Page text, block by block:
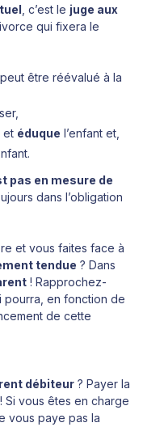
, c’est le juge aux
qui fixera le
être réévalué à la
et éduque l’enfant et,
pas en mesure de
dans l’obligation
et vous faites face à
tendue ? Dans
! Rapprochez-
pourra, en fonction de
de cette
débiteur ? Payer la
Si vous êtes en charge
vous paye pas la